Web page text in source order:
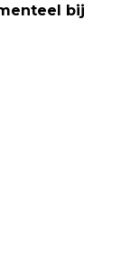
bij